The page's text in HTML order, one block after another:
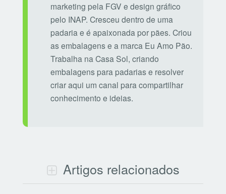
marketing pela FGV e design gráfico
pelo INAP. Cresceu dentro de uma
padaria e é apaixonada por pães. Criou
as embalagens e a marca Eu Amo Pão.
Trabalha na Casa Sol, criando
embalagens para padarias e resolver
criar aqui um canal para compartilhar
conhecimento e ideias.
Artigos relacionados